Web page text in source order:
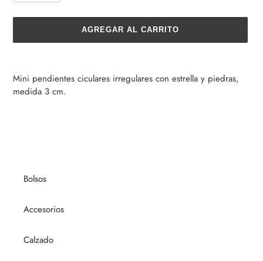
AGREGAR AL CARRITO
producto
a
Mini pendientes ciculares irregulares con estrella y piedras,
medida 3 cm.
Bolsos
Accesorios
Calzado